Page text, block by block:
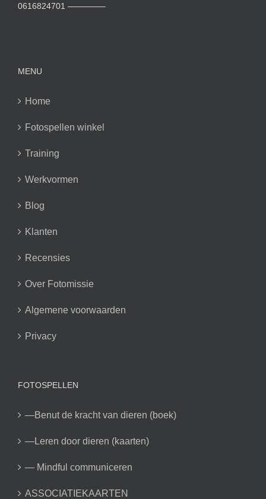
0616824701 ————–
MENU
Home
Fotospellen winkel
Training
Werkvormen
Blog
Klanten
Recensies
Over Fotomissie
Algemene voorwaarden
Privacy
FOTOSPELLEN
—Benut de kracht van dieren (boek)
—Leren door dieren (kaarten)
— Mindful communiceren
ASSOCIATIEKAARTEN